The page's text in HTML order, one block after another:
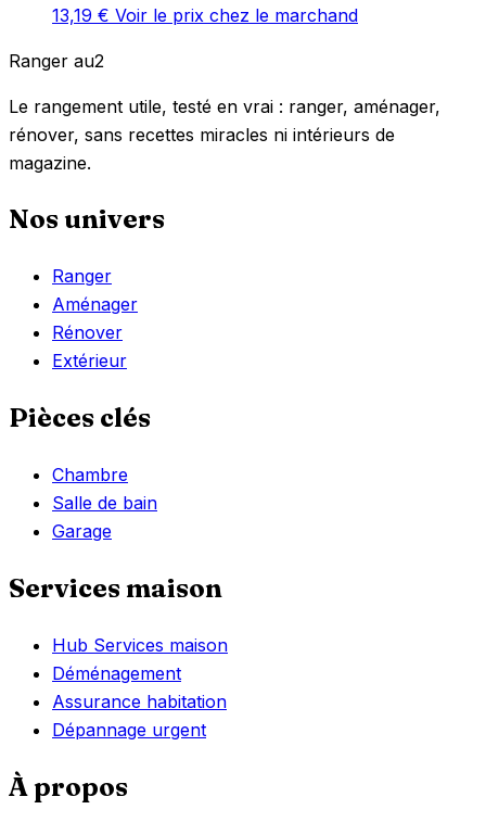
13,19 € Voir le prix chez le marchand
Ranger au2
Le rangement utile, testé en vrai : ranger, aménager,
rénover, sans recettes miracles ni intérieurs de
magazine.
Nos univers
Ranger
Aménager
Rénover
Extérieur
Pièces clés
Chambre
Salle de bain
Garage
Services maison
Hub Services maison
Déménagement
Assurance habitation
Dépannage urgent
À propos